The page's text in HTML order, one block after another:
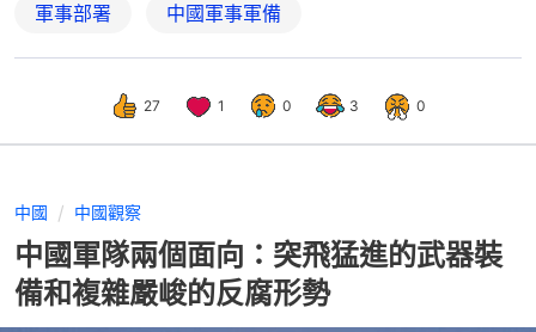
軍事部署 中國軍事軍備
27 1 0 3 0
中國 中國觀察
中國軍隊兩個面向：突飛猛進的武器裝
備和複雜嚴峻的反腐形勢